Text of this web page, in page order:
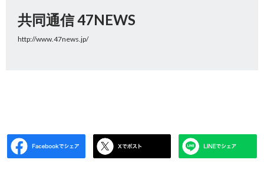
共同通信 47NEWS
http://www.47news.jp/